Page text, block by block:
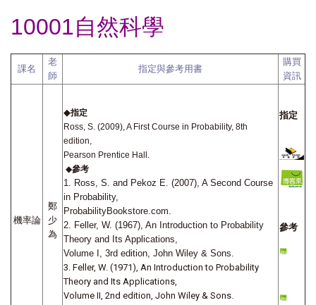
10001自然科學
課名
老
師
指定與參考用書
購買
資訊
機率論
鄭
少
為
◆指定
Ross, S. (2009), A First Course in Probability, 8th
edition,
Pearson Prentice Hall.
◆參考
1. Ross, S. and Pekoz E. (2007), A Second Course
in Probability,
ProbabilityBookstore.com.
2. Feller, W. (1967), An Introduction to Probability
Theory and Its Applications,
Volume I, 3rd edition, John Wiley & Sons.
3. Feller, W. (1971), An Introduction to Probability
Theory and Its Applications,
Volume II, 2nd edition, John Wiley & Sons.
指定
參考